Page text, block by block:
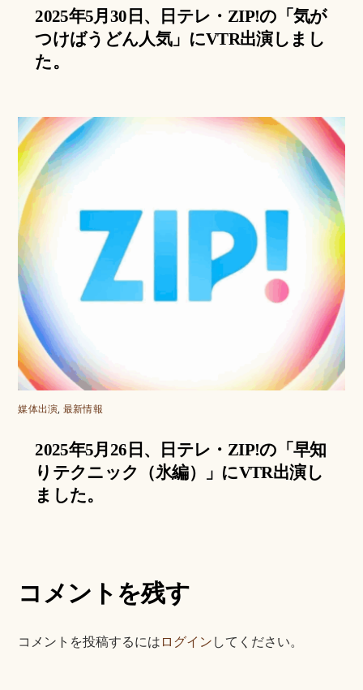
2025年5月30日、日テレ・ZIP!の「気が
つけばうどん人気」にVTR出演しまし
た。
媒体出演, 最新情報
2025年5月26日、日テレ・ZIP!の「早知
りテクニック（氷編）」にVTR出演し
ました。
コメントを残す
コメントを投稿するにはログインしてください。